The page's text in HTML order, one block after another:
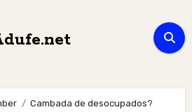
Cambada de desocupados?